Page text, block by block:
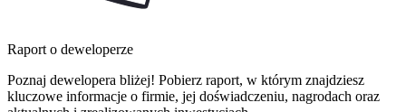
Raport o deweloperze
Poznaj dewelopera bliżej! Pobierz raport, w którym znajdziesz
kluczowe informacje o firmie, jej doświadczeniu, nagrodach oraz